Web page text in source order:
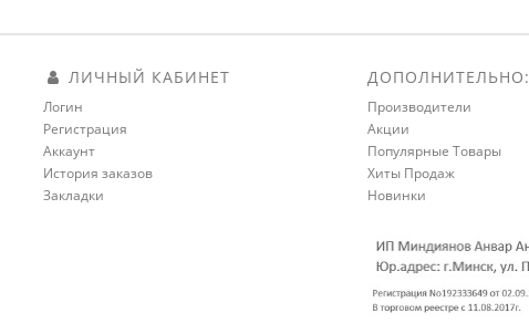
ЛИЧНЫЙ КАБИНЕТ
Логин
Регистрация
Аккаунт
История заказов
Закладки
ДОПОЛНИТЕЛЬНО:
Производители
Акции
Популярные Товары
Хиты Продаж
Новинки